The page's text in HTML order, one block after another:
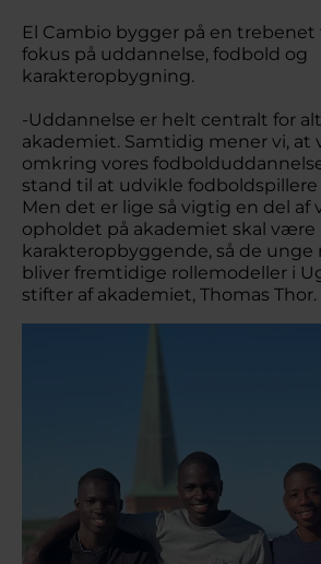
El Cambio bygger på en trebenet
fokus på uddannelse, fodbold og
karakteropbygning.
-Uddannelse er helt centralt for
akademiet. Samtidig mener vi, at
omkring vores
stand til at udvikle fodboldspillere
Men det er lige så vigtig en del af
opholdet på akademiet skal være
karakteropbyggende, så de unge
bliver fremtidige rollemodeller i
stifter af akademiet, Thomas Thor.